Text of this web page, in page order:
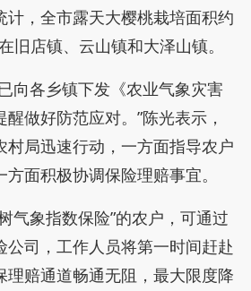
计，全市露天大樱桃栽培面积约
旧店镇、云山镇和大泽山镇。
向各乡镇下发《农业气象灾害
做好防范应对。”陈光表示，
村局迅速行动，一方面指导农户
面积极协调保险理赔事宜。
气象指数保险”的农户，可通过
公司，工作人员将第一时间赶赴
理赔通道畅通无阻，最大限度降